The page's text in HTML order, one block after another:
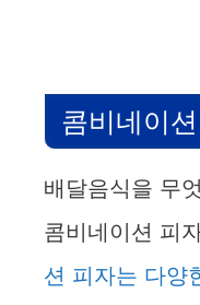
콤비네이
배달음식을 무
콤비네이션 피
션 피자는 다양